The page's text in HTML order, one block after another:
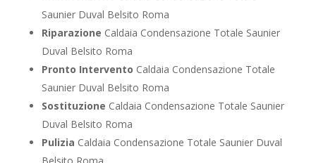
Saunier Duval Belsito Roma
Riparazione Caldaia Condensazione Totale Saunier
Duval Belsito Roma
Pronto Intervento Caldaia Condensazione Totale
Saunier Duval Belsito Roma
Sostituzione Caldaia Condensazione Totale Saunier
Duval Belsito Roma
Pulizia Caldaia Condensazione Totale Saunier Duval